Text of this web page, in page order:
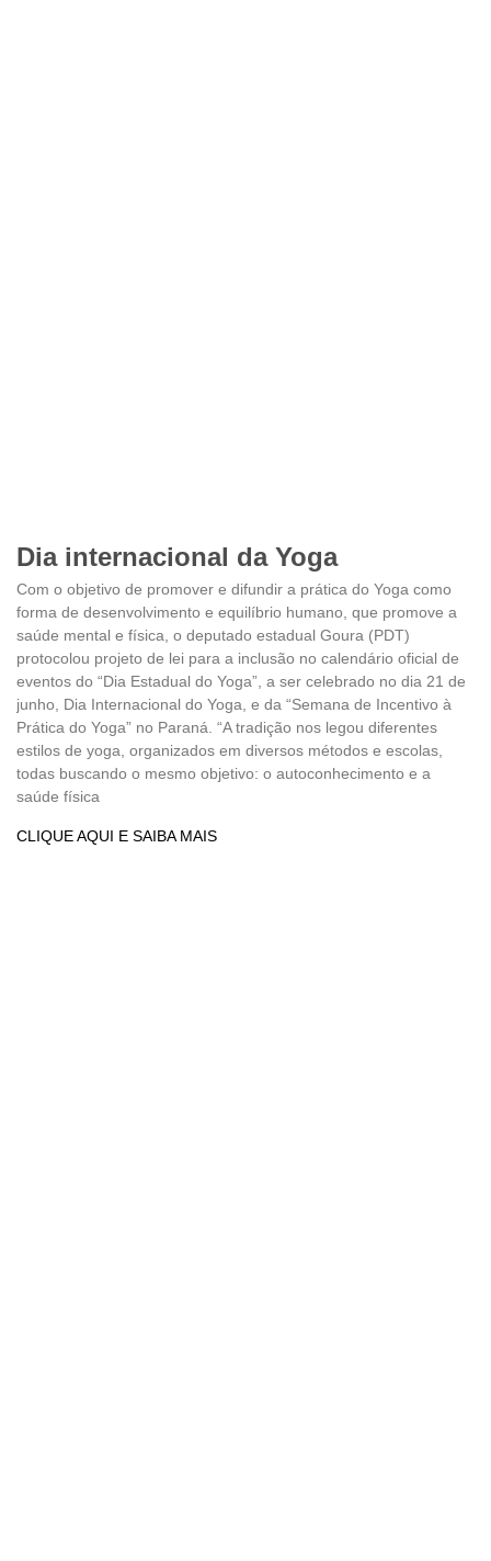
Dia internacional da Yoga
Com o objetivo de promover e difundir a prática do Yoga como
forma de desenvolvimento e equilíbrio humano, que promove a
saúde mental e física, o deputado estadual Goura (PDT)
protocolou projeto de lei para a inclusão no calendário oficial de
eventos do “Dia Estadual do Yoga”, a ser celebrado no dia 21 de
junho, Dia Internacional do Yoga, e da “Semana de Incentivo à
Prática do Yoga” no Paraná. “A tradição nos legou diferentes
estilos de yoga, organizados em diversos métodos e escolas,
todas buscando o mesmo objetivo: o autoconhecimento e a
saúde física
CLIQUE AQUI E SAIBA MAIS